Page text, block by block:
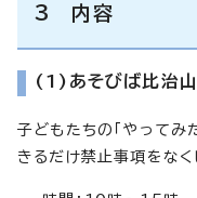
3 内容
(1)あそびば比治山
子どもたちの「やってみ
きるだけ禁止事項をなく